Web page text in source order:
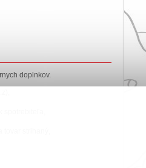
doplnkov.